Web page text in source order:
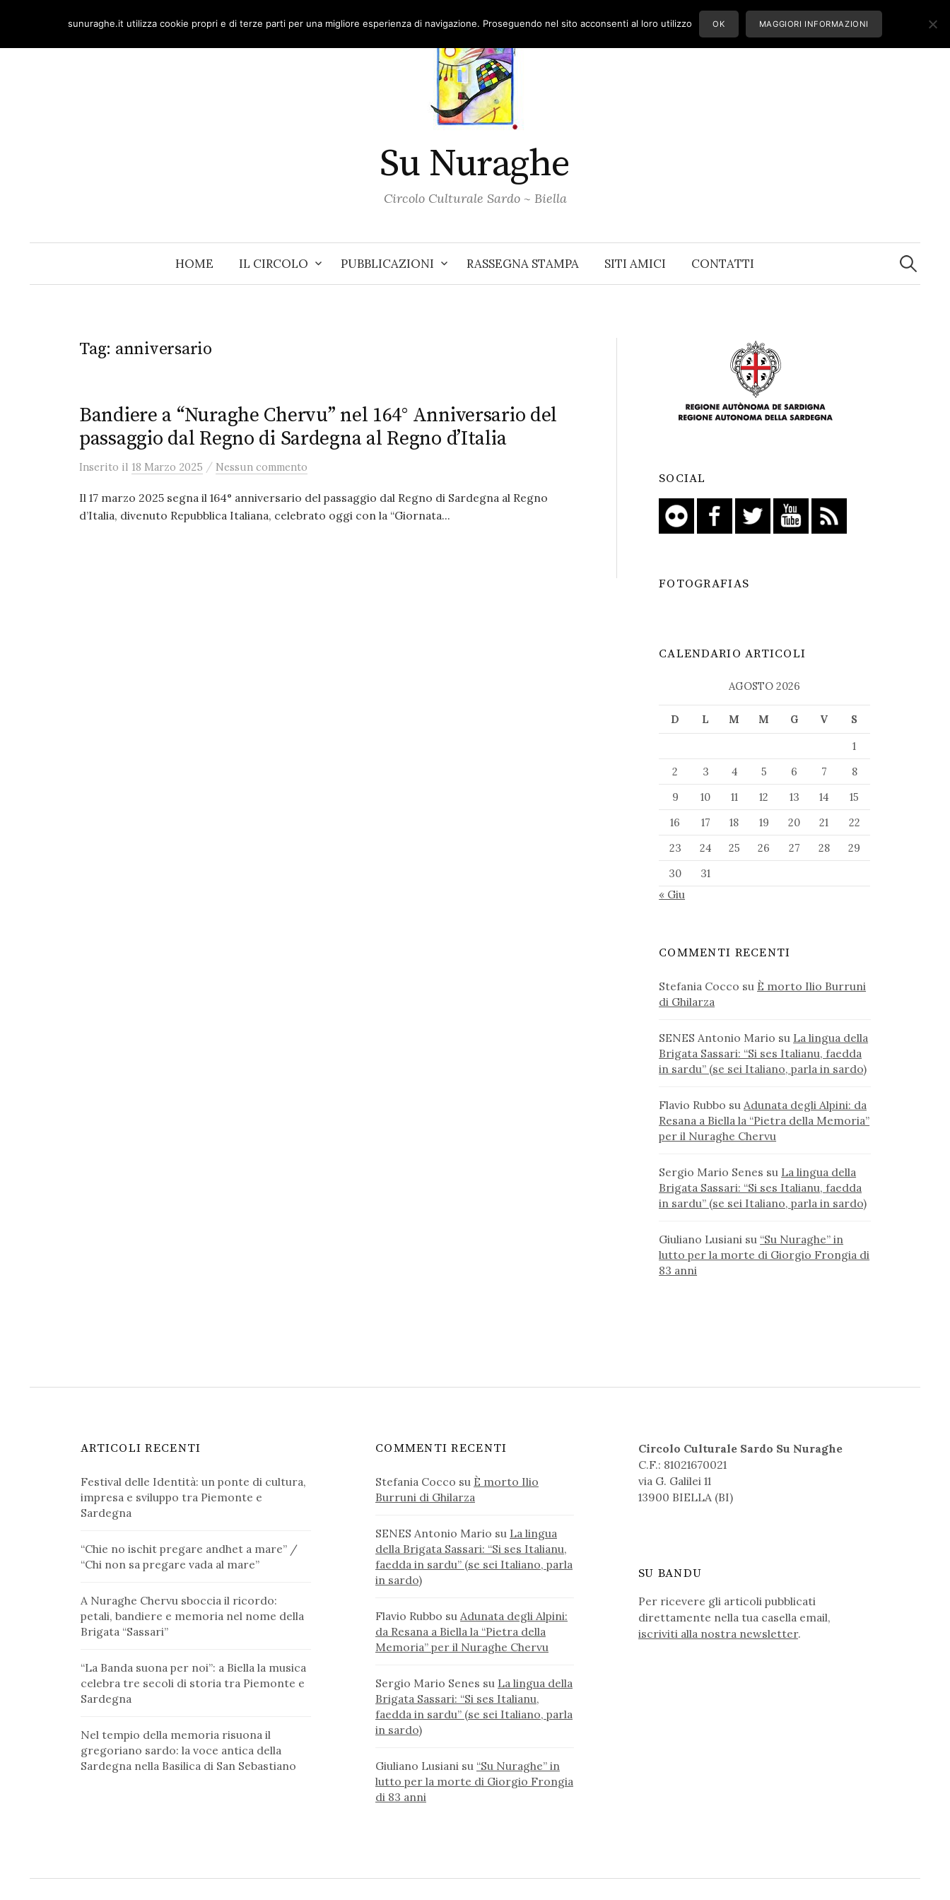
content
Su Nuraghe
Circolo Culturale Sardo ~ Biella
HOME IL CIRCOLO PUBBLICAZIONI RASSEGNA STAMPA SITI AMICI CONTATTI
Ricerca
per:
Tag: anniversario
Bandiere a “Nuraghe Chervu” nel 164° Anniversario del
passaggio dal Regno di Sardegna al Regno d’Italia
Inserito il 18 Marzo 2025 / Nessun commento
Il 17 marzo 2025 segna il 164° anniversario del passaggio dal Regno di Sardegna al Regno
d’Italia, divenuto Repubblica Italiana, celebrato oggi con la “Giornata...
SOCIAL
FOTOGRAFIAS
CALENDARIO ARTICOLI
AGOSTO 2026
D L M M G V
S
1
2
3 4 5 6 7
8
9
10 11 12 13 14
15
16
17 18 19 20 21
22
23
24 25 26 27 28
29
30
31
« Giu
COMMENTI RECENTI
Stefania Cocco su È morto Ilio Burruni
di Ghilarza
SENES Antonio Mario su La lingua della
Brigata Sassari: “Si ses Italianu, faedda
in sardu” (se sei Italiano, parla in sardo)
Flavio Rubbo su Adunata degli Alpini: da
Resana a Biella la “Pietra della Memoria”
per il Nuraghe Chervu
Sergio Mario Senes su La lingua della
Brigata Sassari: “Si ses Italianu, faedda
in sardu” (se sei Italiano, parla in sardo)
Giuliano Lusiani su “Su Nuraghe” in
lutto per la morte di Giorgio Frongia di
83 anni
ARTICOLI RECENTI
Festival delle Identità: un ponte di cultura,
impresa e sviluppo tra Piemonte e
Sardegna
“Chie no ischit pregare andhet a mare” /
“Chi non sa pregare vada al mare”
A Nuraghe Chervu sboccia il ricordo:
petali, bandiere e memoria nel nome della
Brigata “Sassari”
“La Banda suona per noi”: a Biella la musica
celebra tre secoli di storia tra Piemonte e
Sardegna
Nel tempio della memoria risuona il
gregoriano sardo: la voce antica della
Sardegna nella Basilica di San Sebastiano
COMMENTI RECENTI
Stefania Cocco su È morto Ilio
Burruni di Ghilarza
SENES Antonio Mario su La lingua
della Brigata Sassari: “Si ses Italianu,
faedda in sardu” (se sei Italiano, parla
in sardo)
Flavio Rubbo su Adunata degli Alpini:
da Resana a Biella la “Pietra della
Memoria” per il Nuraghe Chervu
Sergio Mario Senes su La lingua della
Brigata Sassari: “Si ses Italianu,
faedda in sardu” (se sei Italiano, parla
in sardo)
Giuliano Lusiani su “Su Nuraghe” in
lutto per la morte di Giorgio Frongia
di 83 anni
Circolo Culturale Sardo Su Nuraghe
C.F.: 81021670021
via G. Galilei 11
13900 BIELLA (BI)
SU BANDU
Per ricevere gli articoli pubblicati
direttamente nella tua casella email,
iscriviti alla nostra newsletter.
sunuraghe.it utilizza cookie propri e di terze parti per una migliore esperienza di navigazione. Proseguendo nel sito acconsenti al loro utilizzo OK MAGGIORI INFORMAZIONI